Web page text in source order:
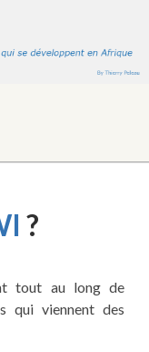
?
tout au long de
qui viennent des